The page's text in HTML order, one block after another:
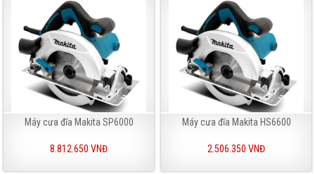
Máy cưa đĩa Makita SP6000
8.812.650 VNĐ
Máy cưa đĩa Makita HS6600
2.506.350 VNĐ